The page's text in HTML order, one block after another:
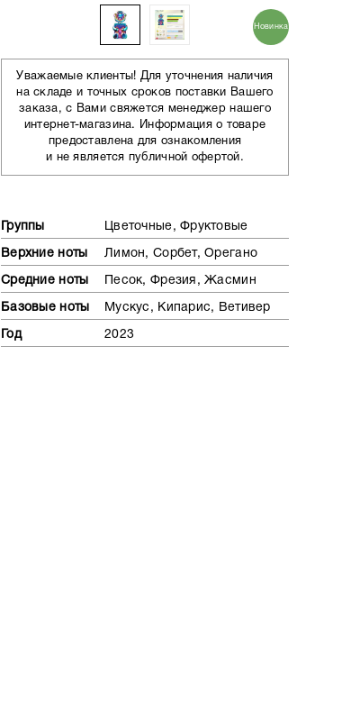
Новинка
Уважаемые клиенты! Для уточнения наличия
на складе и точных сроков поставки Вашего
заказа, с Вами свяжется менеджер нашего
интернет-магазина. Информация о товаре
предоставлена для ознакомления
и не является публичной офертой.
Группы Цветочные, Фруктовые
Верхние ноты Лимон, Сорбет, Орегано
Средние ноты Песок, Фрезия, Жасмин
Базовые ноты Мускус, Кипарис, Ветивер
Год 2023